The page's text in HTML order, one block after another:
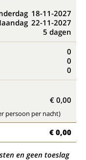
18-11-2027
22-11-2027
5 dagen
0
0
0
€ 0,00
persoon per nacht)
€ 0,00
en geen toeslag